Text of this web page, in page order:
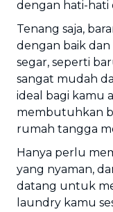
dengan hati-hati
Tenang saja,
dengan baik
segar, seperti
sangat mudah
ideal bagi kamu
membutuhkan
rumah tangga
Hanya perlu
yang nyaman,
datang untuk
laundry kamu